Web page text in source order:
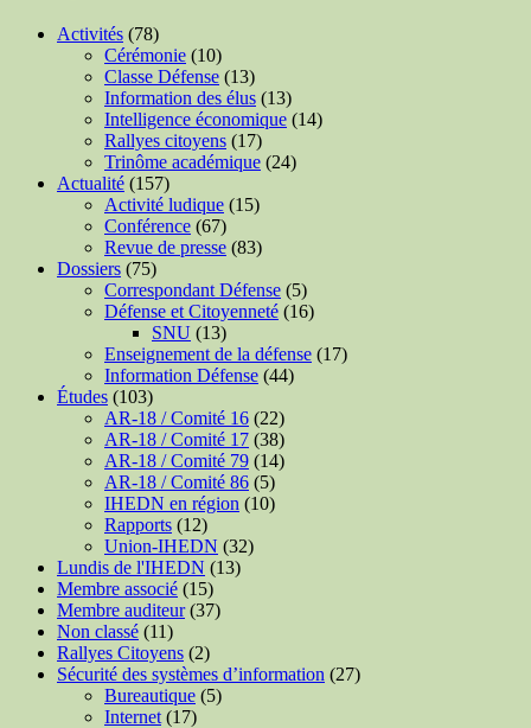
Activités (78)
Cérémonie (10)
Classe Défense (13)
Information des élus (13)
Intelligence économique (14)
Rallyes citoyens (17)
Trinôme académique (24)
Actualité (157)
Activité ludique (15)
Conférence (67)
Revue de presse (83)
Dossiers (75)
Correspondant Défense (5)
Défense et Citoyenneté (16)
SNU (13)
Enseignement de la défense (17)
Information Défense (44)
Études (103)
AR-18 / Comité 16 (22)
AR-18 / Comité 17 (38)
AR-18 / Comité 79 (14)
AR-18 / Comité 86 (5)
IHEDN en région (10)
Rapports (12)
Union-IHEDN (32)
Lundis de l'IHEDN (13)
Membre associé (15)
Membre auditeur(37)
Non classé (11)
Rallyes Citoyens (2)
Sécurité des systèmes d’information (27)
Bureautique (5)
Internet (17)